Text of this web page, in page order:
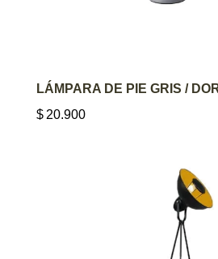
AGREGAR AL
LÁMPARA DE PIE GRIS /
$ 20.900